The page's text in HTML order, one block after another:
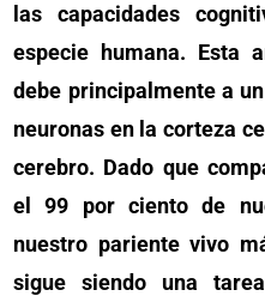
las capacidades
especie humana. Esta
debe principalmente a
neuronas en la corteza
cerebro. Dado que
el 99 por ciento de
nuestro pariente vivo
sigue siendo una